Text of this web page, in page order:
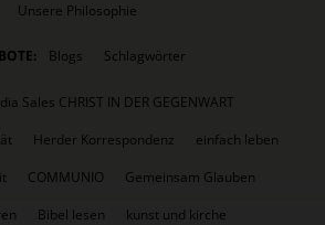
Unsere Philosophie
Blogs Schlagwörter
Sales CHRIST IN DER GEGENWART
Herder Korrespondenz
einfach leben
COMMUNIO
Gemeinsam Glauben
Bibel lesen kunst und kirche